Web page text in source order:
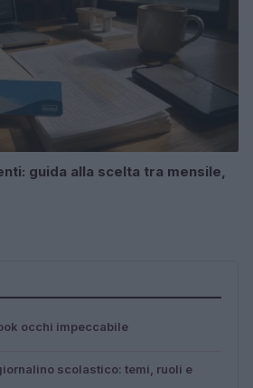
guida alla scelta tra mensile,
occhi impeccabile
scolastico: temi, ruoli e